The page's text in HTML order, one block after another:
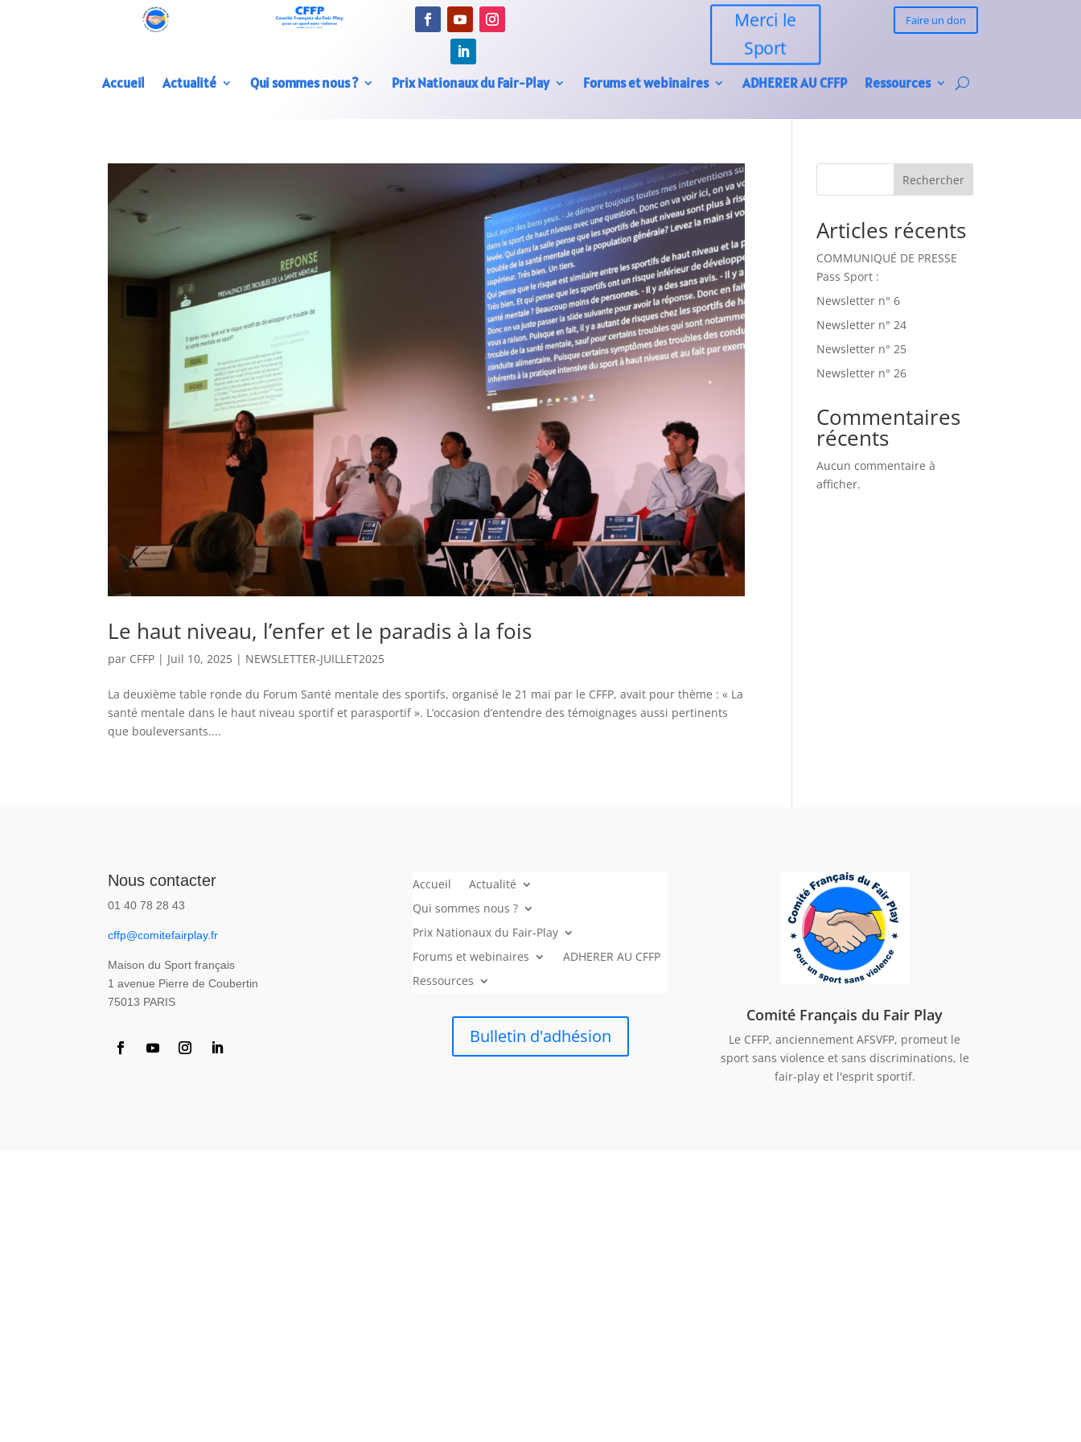
Merci le
Sport
Faire un don
Accueil Actualité Qui sommes nous ? Prix Nationaux du Fair-Play Forums et webinaires ADHERER AU CFFP Ressources
Le haut niveau, l’enfer et le paradis à la fois
par CFFP | Juil 10, 2025 | NEWSLETTER-JUILLET2025
La deuxième table ronde du Forum Santé mentale des sportifs, organisé le 21 mai par le CFFP, avait pour thème : « La
santé mentale dans le haut niveau sportif et parasportif ». L’occasion d’entendre des témoignages aussi pertinents
que bouleversants....
Rechercher
Articles récents
COMMUNIQUÉ DE PRESSE
Pass Sport :
Newsletter n° 6
Newsletter n° 24
Newsletter n° 25
Newsletter n° 26
Commentaires
récents
Aucun commentaire à
afficher.
Nous contacter
01 40 78 28 43
cffp@comitefairplay.fr
Maison du Sport français
1 avenue Pierre de Coubertin
75013 PARIS
Accueil
Actualité
Qui sommes nous ?
Prix Nationaux du Fair-Play
Forums et webinaires
ADHERER AU CFFP
Ressources
Bulletin d'adhésion
Comité Français du Fair Play
Le CFFP, anciennement AFSVFP, promeut le
sport sans violence et sans discriminations, le
fair-play et l'esprit sportif.